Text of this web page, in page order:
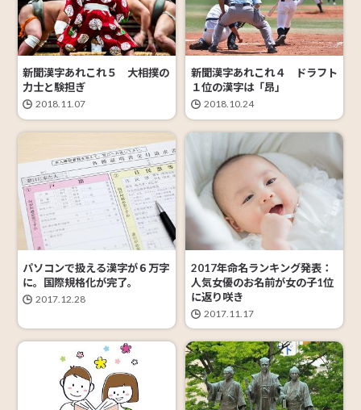
新聞漢字あれこれ５ 大相撲の
力士と験担ぎ
2018.11.07
新聞漢字あれこれ４ ドラフト
１位の漢字は「昂」
2018.10.24
パソコンで扱える漢字が６万字
に。国際規格化が完了。
2017.12.28
2017年命名ランキング発表：
人気女優のお名前が女の子1位
に返り咲き
2017.11.17